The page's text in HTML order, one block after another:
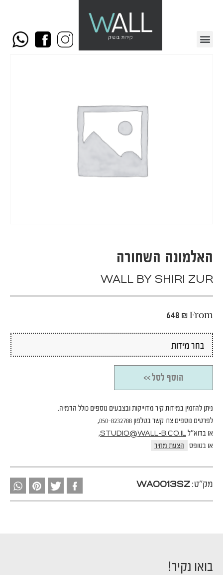
האלמונה השחורה
WALL BY SHIRI ZUR
From
648 ₪
הוסף לסל >>
ניתן להזמין במידות קיר מדוייקות ובצבעים נוספים כולל הדמיה.
לפרטים נוספים צרו קשר בטלפון 050-8232788,
או בדוא"לSTUDIO@WALL-B.CO.IL
,
או בטופס
הצעת מחיר
מק"ט:WA0013SZ
בואו נקיר!